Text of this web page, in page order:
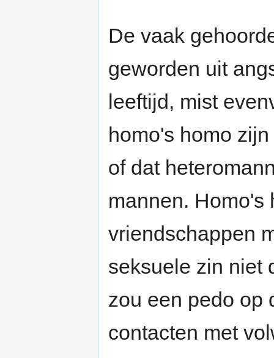
De vaak
geworden uit
leeftijd, mist
homo's homo
of dat
mannen. Homo's
vriendschappen
seksuele zin niet
zou een pedo op
contacten met